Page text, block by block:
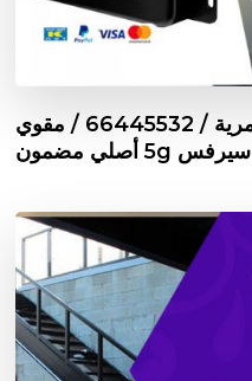
تركيب مقوي سيرفس العمرية / 66445532 / مقوي
سيرفس 5g أصلي مضمون